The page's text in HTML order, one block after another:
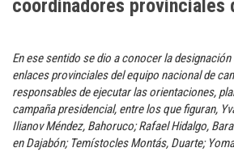
coordinadores provinciales
En ese sentido se dio a conocer la
enlaces provinciales del equipo nacional de
responsables de ejecutar las orientaciones,
campaña presidencial, entre los que figuran,
Ilianov Méndez, Bahoruco; Rafael Hidalgo,
en Dajabón; Temístocles Montás, Duarte;